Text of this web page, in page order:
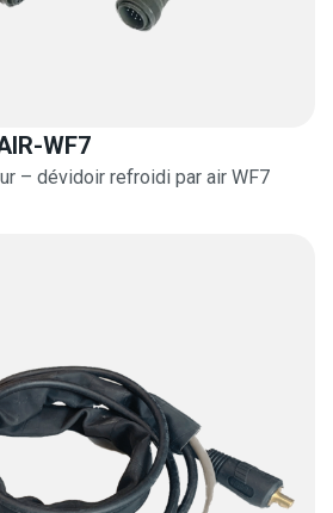
WF7
– dévidoir refroidi par air WF7